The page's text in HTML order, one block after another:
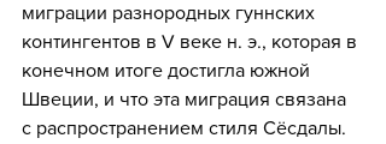
миграции разнородных гуннских
контингентов в V веке н. э., которая в
конечном итоге достигла южной
Швеции, и что эта миграция связана
с распространением стиля Сёсдалы.